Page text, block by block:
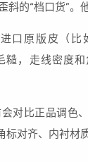
的“档口货”。
口原版皮（比
糙，走线密度
对比正品调色
对齐、内衬材